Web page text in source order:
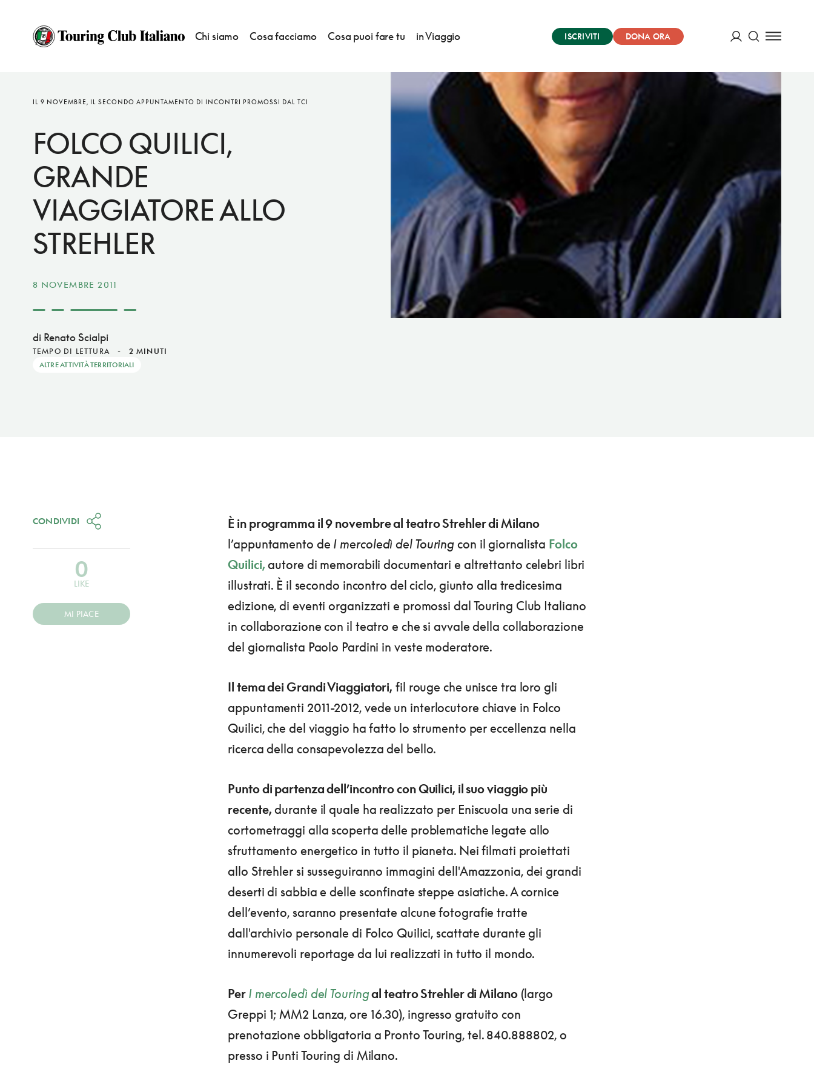
Chi siamo Cosa facciamo Cosa puoi fare tu in Viaggio ISCRIVITI
DONA ORA
IL 9 NOVEMBRE, IL SECONDO APPUNTAMENTO DI INCONTRI PROMOSSI DAL TCI
FOLCO QUILICI,
GRANDE
VIAGGIATORE ALLO
STREHLER
8 NOVEMBRE 2011
di Renato Scialpi
TEMPO DI LETTURA - 2 MINUTI
ALTRE ATTIVITÀ TERRITORIALI
È in programma il 9 novembre al teatro Strehler di Milano
l’appuntamento de I mercoledì del Touring con il giornalista Folco
Quilici, autore di memorabili documentari e altrettanto celebri libri
illustrati. È il secondo incontro del ciclo, giunto alla tredicesima
edizione, di eventi organizzati e promossi dal Touring Club Italiano
in collaborazione con il teatro e che si avvale della collaborazione
del giornalista Paolo Pardini in veste moderatore.
Il tema dei Grandi Viaggiatori, fil rouge che unisce tra loro gli
appuntamenti 2011-2012, vede un interlocutore chiave in Folco
Quilici, che del viaggio ha fatto lo strumento per eccellenza nella
ricerca della consapevolezza del bello.
Punto di partenza dell’incontro con Quilici, il suo viaggio più
recente, durante il quale ha realizzato per Eniscuola una serie di
cortometraggi alla scoperta delle problematiche legate allo
sfruttamento energetico in tutto il pianeta. Nei filmati proiettati
allo Strehler si susseguiranno immagini dell'Amazzonia, dei grandi
deserti di sabbia e delle sconfinate steppe asiatiche. A cornice
dell’evento, saranno presentate alcune fotografie tratte
dall'archivio personale di Folco Quilici, scattate durante gli
innumerevoli reportage da lui realizzati in tutto il mondo.
Per I mercoledì del Touringal teatro Strehler di Milano(largo
Greppi 1; MM2 Lanza, ore 16.30), ingresso gratuito con
prenotazione obbligatoria a Pronto Touring, tel. 840.888802, o
presso i Punti Touring di Milano.
CONDIVIDI
0
LIKE
MI PIACE